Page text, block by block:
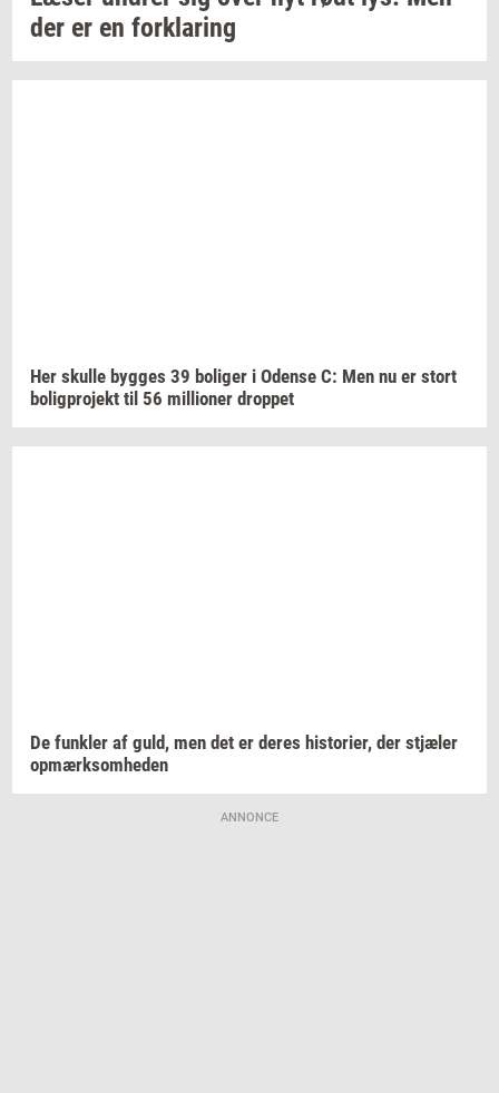
der er en for­kla­ring
Her skul­le byg­ges 39 bo­li­ger i Oden­se C: Men nu er stort
bo­lig­pro­jekt til 56 mil­li­o­ner drop­pet
De funk­ler af guld, men det er deres hi­sto­ri­er, der stjæ­ler
op­mærk­som­he­den
ANNONCE